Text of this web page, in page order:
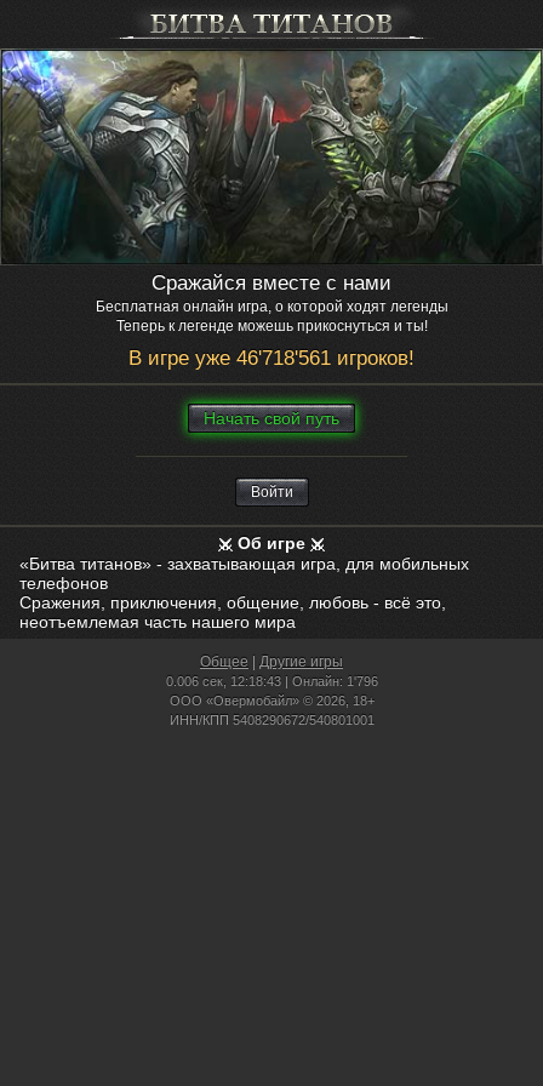
Сражайся вместе с нами
Бесплатная онлайн игра, о которой ходят легенды
Теперь к легенде можешь прикоснуться и ты!
В игре уже 46'718'561 игроков!
Нaчaть свой путь
Войти
Об игре
«Битва титанов» - захватывающая игра, для мобильных
телефонов
Сражения, приключения, общение, любовь - всё это,
неотъемлемая часть нашего мира
Общее Другие игры
0.006 сек, 12:18:43 | Онлайн: 1'796
ООО «Овермобайл» © 2026, 18+
ИНН/КПП 5408290672/540801001